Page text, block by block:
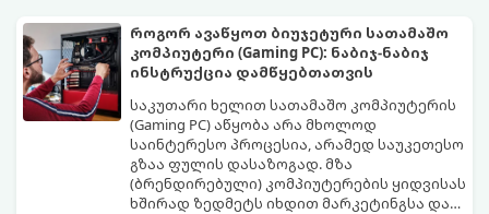
როგორ ავაწყოთ ბიუჯეტური სათამაშო
კომპიუტერი (Gaming PC): ნაბიჯ-ნაბიჯ
ინსტრუქცია დამწყებთათვის
საკუთარი ხელით სათამაშო კომპიუტერის
(Gaming PC) აწყობა არა მხოლოდ
საინტერესო პროცესია, არამედ საუკეთესო
გზაა ფულის დასაზოგად. მზა
(ბრენდირებული) კომპიუტერების ყიდვისას
ხშირად ზედმეტს იხდით მარკეტინგსა და